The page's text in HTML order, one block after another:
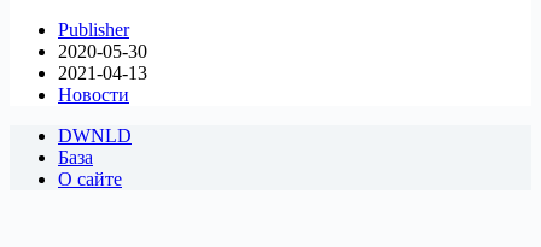
Publisher
2020-05-30
2021-04-13
Новости
DWNLD
База
О сайте